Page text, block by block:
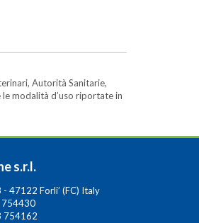
Autorità Sanitarie,
modalità d’uso riportate in
s.r.l.
47122 Forli’ (FC) Italy
754430
754162